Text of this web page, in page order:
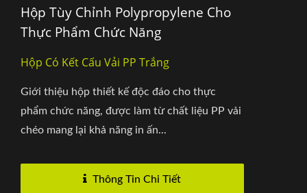
Hộp Tùy Chỉnh Polypropylene Cho
Thực Phẩm Chức Năng
Hộp Có Kết Cấu Vải PP Trắng
Giới thiệu hộp thiết kế độc đáo cho thực
phẩm chức năng, được làm từ chất liệu PP vải
chéo mang lại khả năng in ấn...
Thông Tin Chi Tiết